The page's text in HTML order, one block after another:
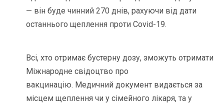
— він буде чинний 270 днів, рахуючи від дати
останнього щеплення проти Covid-19.
Всі, хто отримає бустерну дозу, зможуть отримати
Міжнародне свідоцтво про
вакцинацію. Медичний документ видається за
місцем щеплення чи у сімейного лікаря, та у